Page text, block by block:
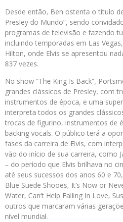
Desde então, Ben ostenta o título
Presley do Mundo”, sendo
programas de televisão e fazendo
incluindo temporadas em Las
Hilton, onde Elvis se apresentou
837 vezes.
No show “The King Is Back”,
grandes clássicos de Presley, com
instrumentos de época, e uma
interpreta todos os grandes
trocas de figurino, instrumentos de
backing vocals. O público terá a
fases da carreira de Elvis, com
vão do início de sua carreira, como
– do período que Elvis brilhava no
até seus sucessos dos anos 60 e
Blue Suede Shooes, It’s Now or
Water, Can’t Help Falling In Love,
outros que marcaram várias
nível mundial.